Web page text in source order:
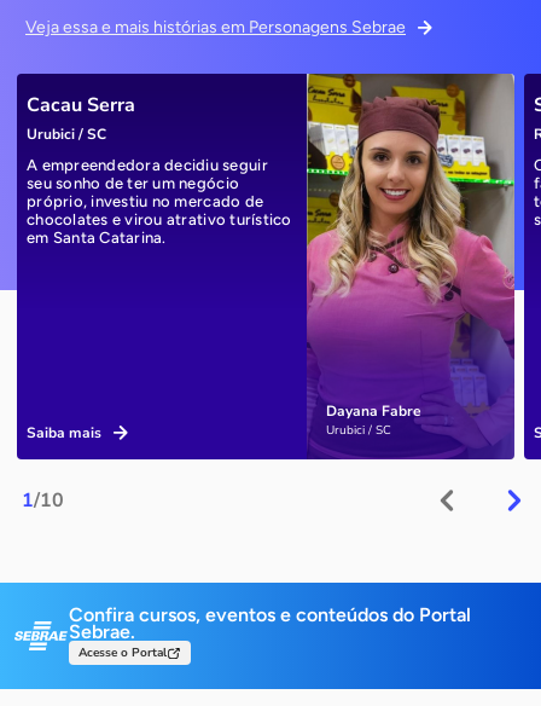
Veja essa e mais histórias em Personagens Sebrae
1/10
Dayana Fabre
Urubici / SC
Cacau Serra
Urubici / SC
A empreendedora decidiu seguir
seu sonho de ter um negócio
próprio, investiu no mercado de
chocolates e virou atrativo turístico
em Santa Catarina.
Saiba mais
Confira cursos, eventos e conteúdos do Portal
Sebrae.
Acesse o Portal